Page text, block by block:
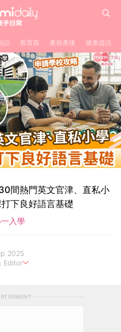
話 教育路 產前產後 健康資訊
間熱門英文官津、直私小
下良好語言基礎
入學
2025
Editor